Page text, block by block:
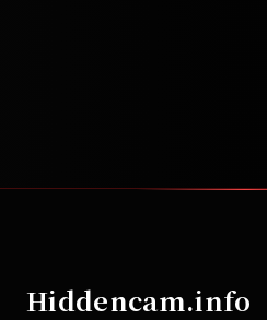
Hiddencam.info